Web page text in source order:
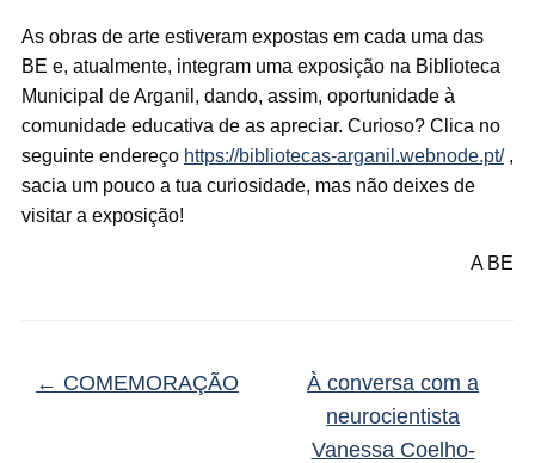
As obras de arte estiveram expostas em cada uma das
BE e, atualmente, integram uma exposição na Biblioteca
Municipal de Arganil, dando, assim, oportunidade à
comunidade educativa de as apreciar. Curioso? Clica no
seguinte endereço https://bibliotecas-arganil.webnode.pt/,
sacia um pouco a tua curiosidade, mas não deixes de
visitar a exposição!
A BE
← COMEMORAÇÃO
À conversa com a
neurocientista
Vanessa Coelho-